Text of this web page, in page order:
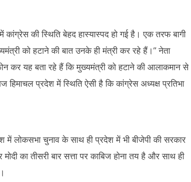
कांग्रेस की स्थिति बेहद हास्यास्पद हो गई है। एक तरफ बागी
को हटाने की बात उनके ही मंत्री कर रहे हैं।” नेता
फोन कर यह बता रहे हैं कि मुख्यमंत्री को हटाने की आलाकमान से
प्रदेश में स्थिति ऐसी है कि कांग्रेस अध्यक्ष प्रतिभा
में लोकसभा चुनाव के साथ ही प्रदेश में भी बीजेपी की सरकार
का तीसरी बार सत्ता पर काबिज होना तय है और साथ ही